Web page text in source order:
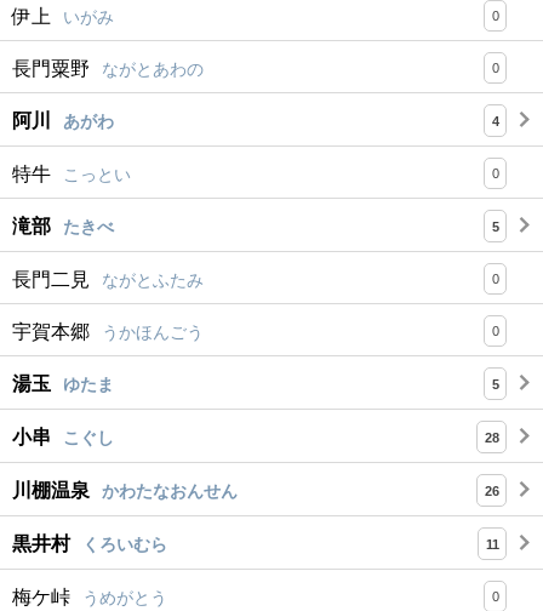
伊上 いがみ 0
長門粟野 ながとあわの 0
阿川 あがわ 4
特牛 こっとい 0
滝部 たきべ 5
長門二見 ながとふたみ 0
宇賀本郷 うかほんごう 0
湯玉 ゆたま 5
小串 こぐし 28
川棚温泉 かわたなおんせん 26
黒井村 くろいむら 11
梅ケ峠 うめがとう 0